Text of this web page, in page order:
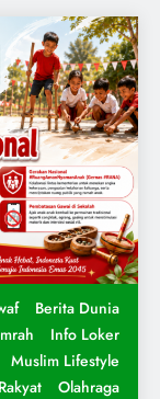
Berita Dunia
Info Loker
Muslim Lifestyle
Olahraga